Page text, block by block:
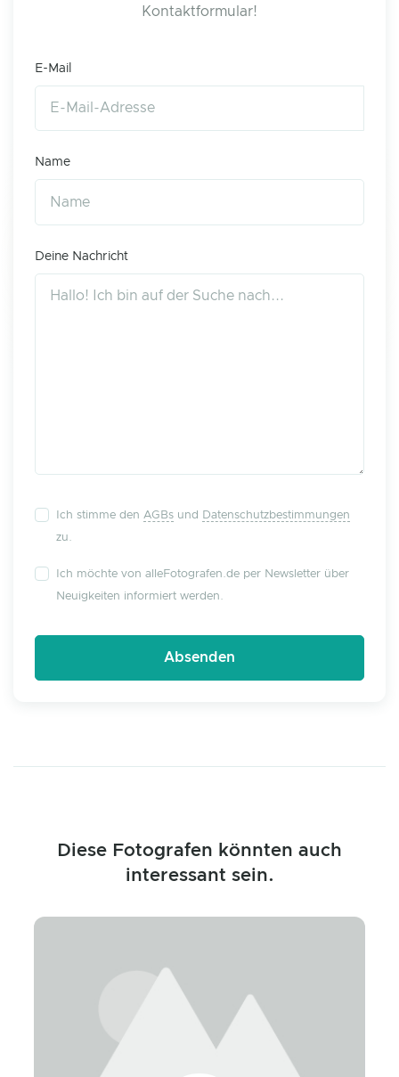
Kontaktformular!
E-Mail
Name
Deine Nachricht
Ich stimme den AGBs und
Datenschutzbestimmungen
zu.
Ich möchte von alleFotografen.de per Newsletter über
Neuigkeiten informiert werden.
Diese Fotografen könnten auch
interessant sein.